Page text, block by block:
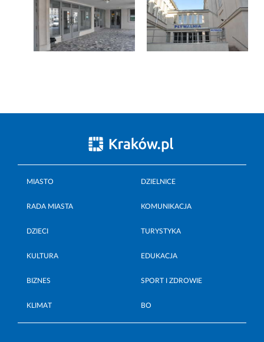
MIASTO DZIELNICE
RADA MIASTA KOMUNIKACJA
DZIECI TURYSTYKA
KULTURA EDUKACJA
BIZNES SPORT I ZDROWIE
KLIMAT BO